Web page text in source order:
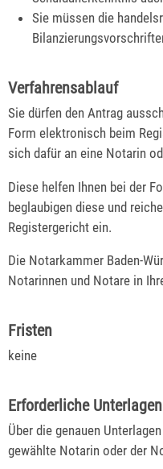
Sie müssen die
Verfahrensablauf
Sie dürfen den Antrag
Form elektronisch beim
sich dafür an eine Notarin
Diese helfen Ihnen bei der
beglaubigen diese und
Registergericht ein.
Die Notarkammer Baden-
Notarinnen und Notare in
Fristen
keine
Erforderliche Unterlagen
Über die genauen
gewählte Notarin oder der